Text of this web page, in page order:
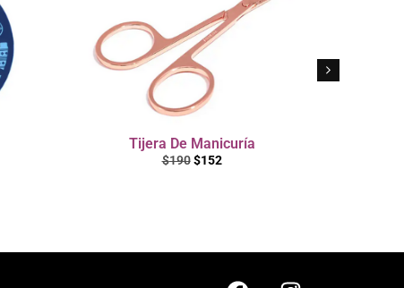
Tijera De Manicuría
$190 $152